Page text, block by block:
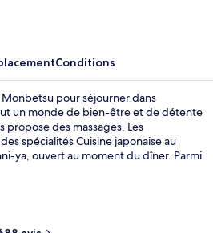
Bain public
Conditions
pour séjourner dans
un monde de bien-être et de détente
propose des massages. Les
spécialités Cuisine japonaise au
ya, ouvert au moment du dîner. Parmi
voyageurs ne disent que du bien
attentionné.